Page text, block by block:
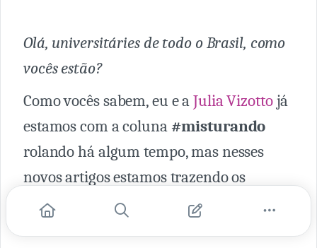
Olá, universitáries de todo o Brasil, como
vocês estão?
Como vocês sabem, eu e aJulia Vizottojá
estamos com a coluna #misturando
rolando há algum tempo, mas nesses
novos artigos estamos trazendo os
insights das
conversas que estão se